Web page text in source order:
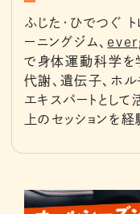
ふじた･ひでつぐ
ーニングジム、
で身体運動科学を
代謝、遺伝子、ホ
エキスパートとし
上のセッションを経